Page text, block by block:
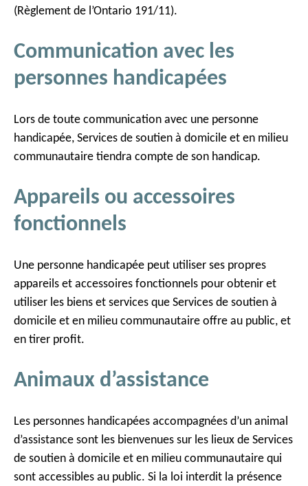
(Règlement de l’Ontario 191/11).
Communication avec les
personnes handicapées
Lors de toute communication avec une personne
handicapée, Services de soutien à domicile et en milieu
communautaire tiendra compte de son handicap.
Appareils ou accessoires
fonctionnels
Une personne handicapée peut utiliser ses propres
appareils et accessoires fonctionnels pour obtenir et
utiliser les biens et services que Services de soutien à
domicile et en milieu communautaire offre au public, et
en tirer profit.
Animaux d’assistance
Les personnes handicapées accompagnées d’un animal
d’assistance sont les bienvenues sur les lieux de Services
de soutien à domicile et en milieu communautaire qui
sont accessibles au public. Si la loi interdit la présence